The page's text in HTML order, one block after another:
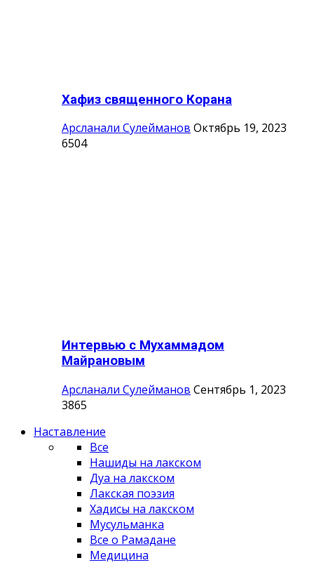
Хафиз священного Корана
Арсланали Сулейманов Октябрь 19, 2023
6504
Интервью с Мухаммадом
Майрановым
Арсланали Сулейманов Сентябрь 1, 2023
3865
Наставление
Все
Нашиды на лакском
Дуа на лакском
Лакская поэзия
Хадисы на лакском
Мусульманка
Все о Рамадане
Медицина